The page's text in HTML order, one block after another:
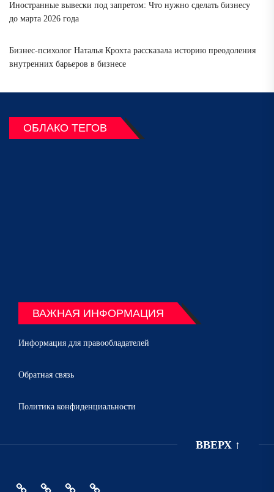
Иностранные вывески под запретом: Что нужно сделать бизнесу
до марта 2026 года
Бизнес-психолог Наталья Крохта рассказала историю преодоления
внутренних барьеров в бизнесе
ОБЛАКО ТЕГОВ
ВАЖНАЯ ИНФОРМАЦИЯ
Информация для правообладателей
Обратная связь
Политика конфиденциальности
ВВЕРХ ↑
ГлавнаяПолитикаИнформация
Обратная